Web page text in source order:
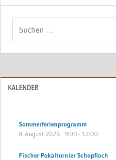
KALENDER
Sommerferienprogramm
8. August 2026 9:00 - 12:00
Fischer Pokalturnier Schopfloch